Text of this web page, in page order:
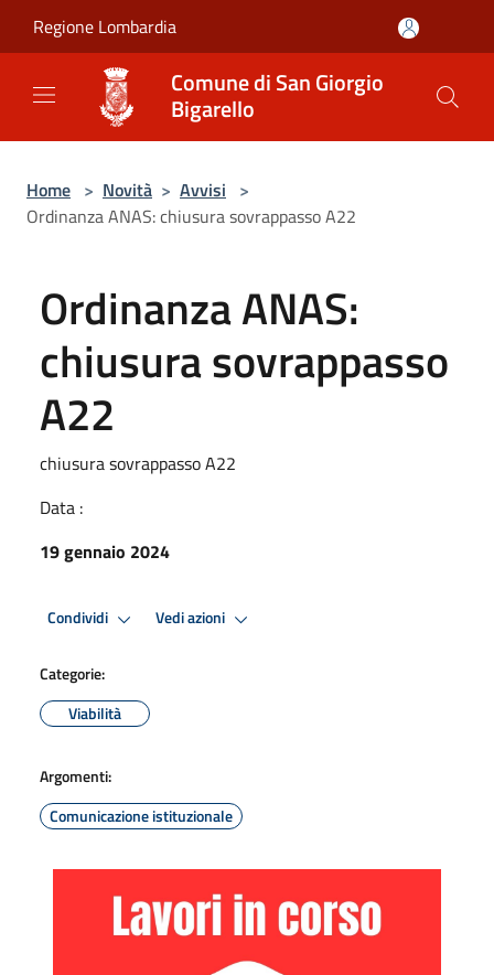
Regione Lombardia
Comune di San Giorgio
Bigarello
Home > Novità > Avvisi >
Ordinanza ANAS: chiusura sovrappasso A22
Ordinanza ANAS:
chiusura sovrappasso
A22
chiusura sovrappasso A22
Data :
19 gennaio 2024
Condividi Vedi azioni
Categorie:
Viabilità
Argomenti:
Comunicazione istituzionale